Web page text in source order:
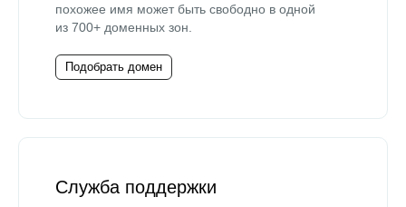
похожее имя может быть свободно в одной
из 700+ доменных зон.
Подобрать домен
Служба поддержки